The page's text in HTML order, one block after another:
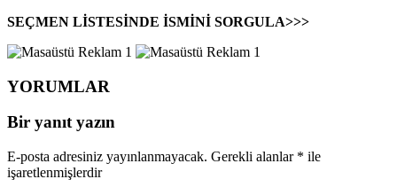
SEÇMEN LİSTESİNDE İSMİNİ SORGULA>>>
YORUMLAR
Bir yanıt yazın
E-posta adresiniz yayınlanmayacak. Gerekli alanlar * ile
işaretlenmişlerdir